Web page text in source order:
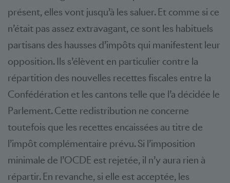
présent, elles vont jusqu’à les saluer. Et comme si ce
n’était pas assez extravagant, ce sont les habituels
partisans des hausses d’impôts qui manifestent leur
opposition. Ils s’élèvent en particulier contre la
répartition des nouvelles recettes fiscales entre la
Confédération et les cantons telle que l’a décidée le
Parlement. Cette redistribution ne concerne
toutefois que les recettes encaissées au titre de
l’impôt complémentaire prévu. Si l’imposition
minimale de l’OCDE est rejetée, il n’y aura rien à
répartir. En revanche, si elle est acceptée, les